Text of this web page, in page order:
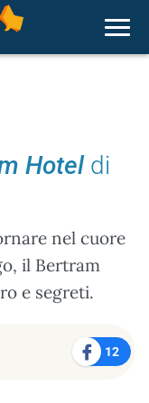
Hoteldi
nel cuore
il Bertram
e segreti.
12